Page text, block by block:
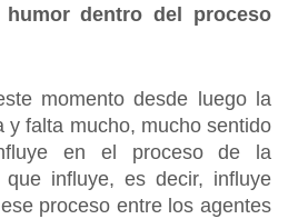
dentro del proceso
momento desde luego la
y falta mucho, mucho sentido
en el proceso de la
que influye, es decir, influye
proceso entre los agentes